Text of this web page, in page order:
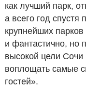
как лучший парк,
а всего год спустя
крупнейших
и фантастично, но
высокой цели
воплощать самые
гостей».